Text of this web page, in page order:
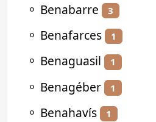
⚬ Benabarre 3
⚬ Benafarces 1
⚬ Benaguasil 1
⚬ Benagéber 1
⚬ Benahavís 1